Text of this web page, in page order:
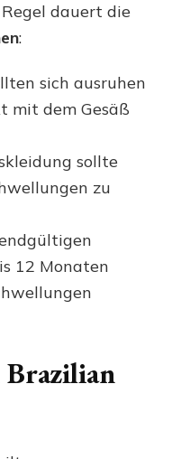
dauert die
:
sich ausruhen
mit dem Gesäß
sollte
zu
12 Monaten